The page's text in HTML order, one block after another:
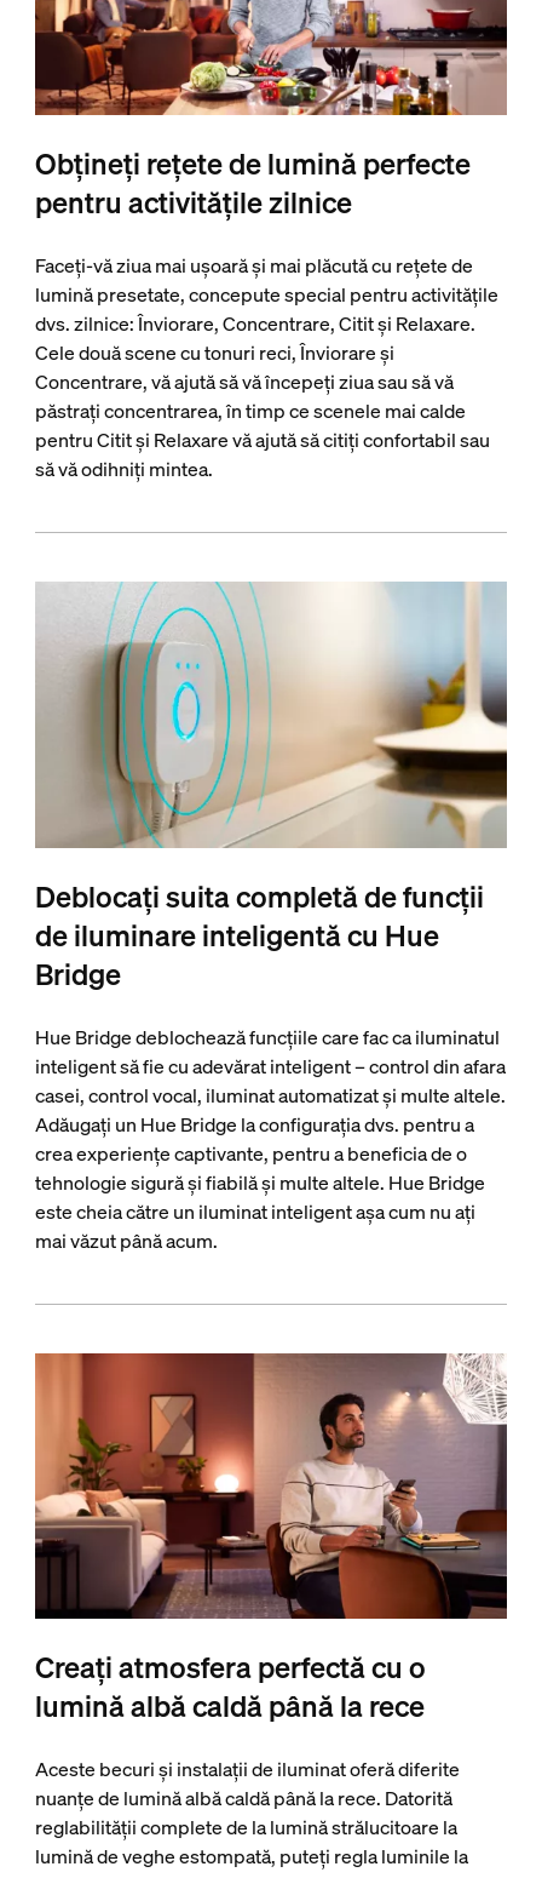
Obțineți rețete de lumină perfecte
pentru activitățile zilnice
Faceți-vă ziua mai ușoară și mai plăcută cu rețete de
lumină presetate, concepute special pentru activitățile
dvs. zilnice: Înviorare, Concentrare, Citit și Relaxare.
Cele două scene cu tonuri reci, Înviorare și
Concentrare, vă ajută să vă începeți ziua sau să vă
păstrați concentrarea, în timp ce scenele mai calde
pentru Citit și Relaxare vă ajută să citiți confortabil sau
să vă odihniți mintea.
Deblocați suita completă de funcții
de iluminare inteligentă cu Hue
Bridge
Hue Bridge deblochează funcțiile care fac ca iluminatul
inteligent să fie cu adevărat inteligent – control din afara
casei, control vocal, iluminat automatizat și multe altele.
Adăugați un Hue Bridge la configurația dvs. pentru a
crea experiențe captivante, pentru a beneficia de o
tehnologie sigură și fiabilă și multe altele. Hue Bridge
este cheia către un iluminat inteligent așa cum nu ați
mai văzut până acum.
Creați atmosfera perfectă cu o
lumină albă caldă până la rece
Aceste becuri și instalații de iluminat oferă diferite
nuanțe de lumină albă caldă până la rece. Datorită
reglabilității complete de la lumină strălucitoare la
lumină de veghe estompată, puteți regla luminile la